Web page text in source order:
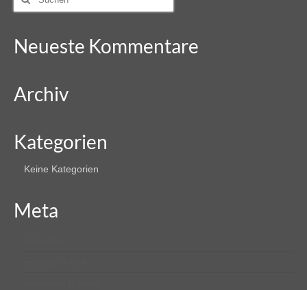
nach:
Neueste Kommentare
Archiv
Kategorien
Keine Kategorien
Meta